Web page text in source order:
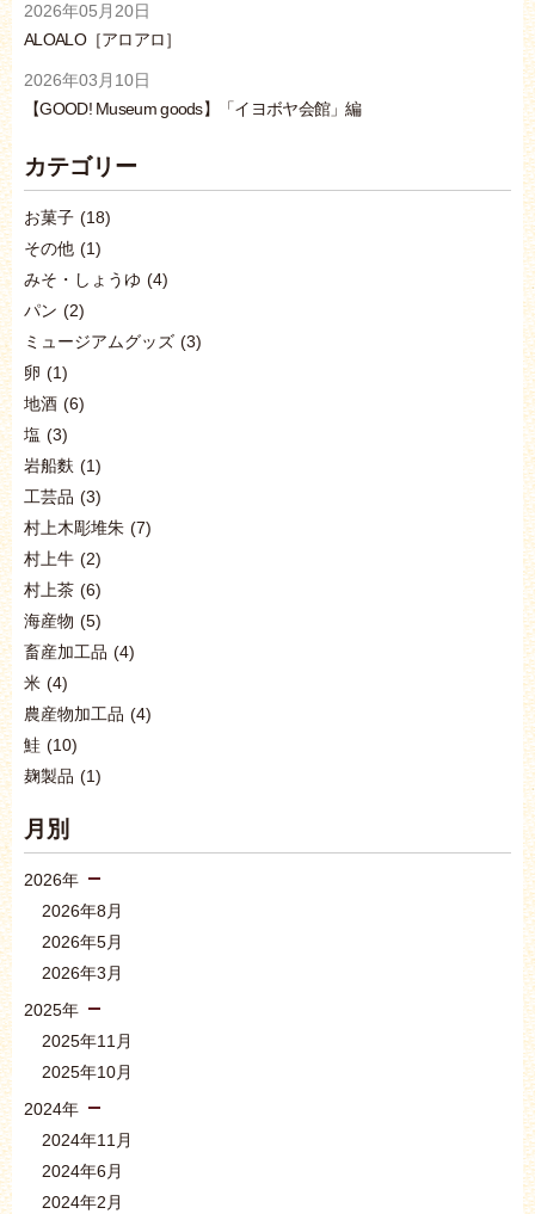
2026年05月20日
ALOALO［アロアロ］
2026年03月10日
【GOOD! Museum goods】「イヨボヤ会館」編
カテゴリー
お菓子 (18)
その他 (1)
みそ・しょうゆ (4)
パン (2)
ミュージアムグッズ (3)
卵 (1)
地酒 (6)
塩 (3)
岩船麩 (1)
工芸品 (3)
村上木彫堆朱 (7)
村上牛 (2)
村上茶 (6)
海産物 (5)
畜産加工品 (4)
米 (4)
農産物加工品 (4)
鮭 (10)
麹製品 (1)
月別
2026年
2026年8月
2026年5月
2026年3月
2025年
2025年11月
2025年10月
2024年
2024年11月
2024年6月
2024年2月